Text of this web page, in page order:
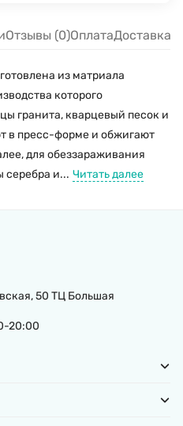
Отзывы (0)ОплатаДоставка
из матриала
которого
гранита, кварцевый песок и
в пресс-форме и обжигают
для обеззараживания
серебра и... Читать далее
50 ТЦ Большая
20:00